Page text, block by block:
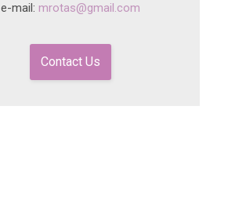
e-mail: mrotas@gmail.com
Contact Us